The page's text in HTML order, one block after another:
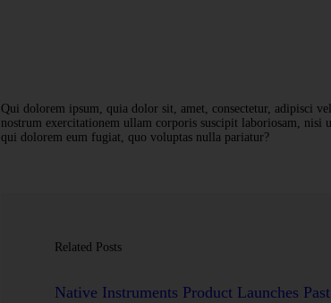
Qui dolorem ipsum, quia dolor sit, amet, consectetur, adipisci
nostrum exercitationem ullam corporis suscipit laboriosam, nisi
qui dolorem eum fugiat, quo voluptas nulla pariatur?
Related Posts
Native Instruments Product Launches